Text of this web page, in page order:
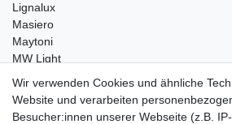
Lignalux
Masiero
Maytoni
MW Light
Peka-Ideen
RegenBogen
Swarovski Kristalle
Wir verwenden Cookies und ähnliche
Website und verarbeiten
Besucher:innen unserer Webseite (z.B.